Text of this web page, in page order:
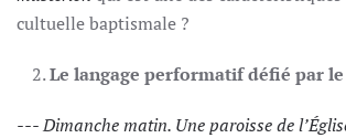
cultuelle baptismale ?
Le langage performatif défié par le
--- Dimanche matin. Une paroisse de